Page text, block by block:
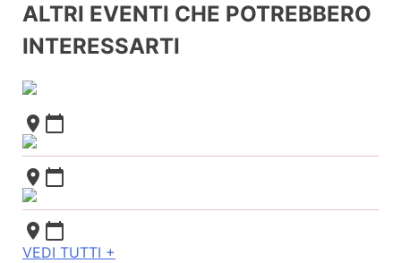
ALTRI EVENTI CHE POTREBBERO
INTERESSARTI
place calendar_today
place calendar_today
place calendar_today
VEDI TUTTI +